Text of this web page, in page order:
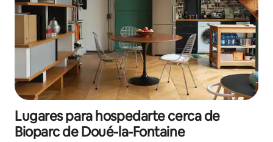
Lugares para hospedarte cerca de
Bioparc de Doué-la-Fontaine